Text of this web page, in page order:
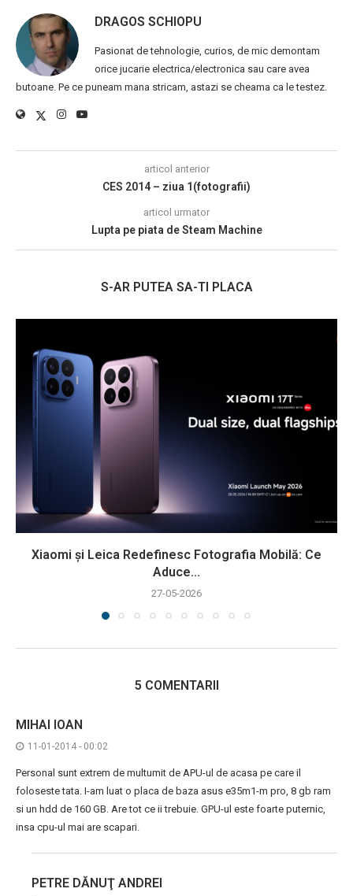
DRAGOS SCHIOPU
Pasionat de tehnologie, curios, de mic demontam
orice jucarie electrica/electronica sau care avea
butoane. Pe ce puneam mana stricam, astazi se cheama ca le testez.
articol anterior
CES 2014 – ziua 1(fotografii)
articol urmator
Lupta pe piata de Steam Machine
S-AR PUTEA SA-TI PLACA
Xiaomi și Leica Redefinesc Fotografia Mobilă: Ce
Aduce...
27-05-2026
5 COMENTARII
MIHAI IOAN
11-01-2014 - 00:02
Personal sunt extrem de multumit de APU-ul de acasa pe care il
foloseste tata. I-am luat o placa de baza asus e35m1-m pro, 8 gb ram
si un hdd de 160 GB. Are tot ce ii trebuie. GPU-ul este foarte puternic,
insa cpu-ul mai are scapari.
PETRE DĂNUŢ ANDREI